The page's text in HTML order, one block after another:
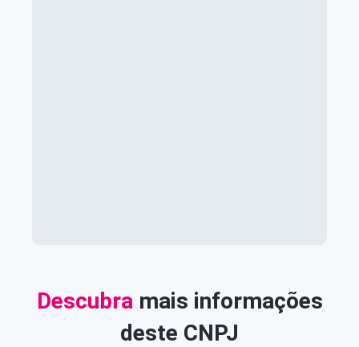
Descubra mais informações
deste CNPJ